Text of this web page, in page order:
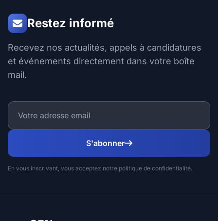
Restez informé
Recevez nos actualités, appels à candidatures
et événements directement dans votre boîte
mail.
S'abonner
En vous inscrivant, vous acceptez notre politique de confidentialité.